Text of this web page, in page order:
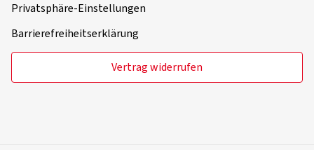
Privatsphäre-Einstellungen
Barrierefreiheitserklärung
Vertrag widerrufen